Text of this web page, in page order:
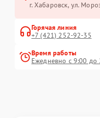
г. Хабаровск, ул.
Горячая линия
+7 (421) 252-92-35
Время работы
Ежедневно с 9:00 до